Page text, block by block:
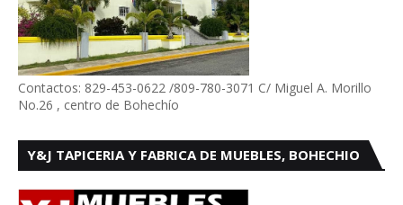
Contactos: 829-453-0622 /809-780-3071 C/ Miguel A. Morillo
No.26 , centro de Bohechío
Y&J TAPICERIA Y FABRICA DE MUEBLES, BOHECHIO